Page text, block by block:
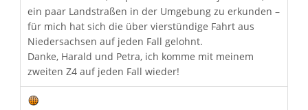
ein paar Landstraßen in der Umgebung zu erkunden –
für mich hat sich die über vierstündige Fahrt aus
Niedersachsen auf jeden Fall gelohnt.
Danke, Harald und Petra, ich komme mit meinem
zweiten Z4 auf jeden Fall wieder!